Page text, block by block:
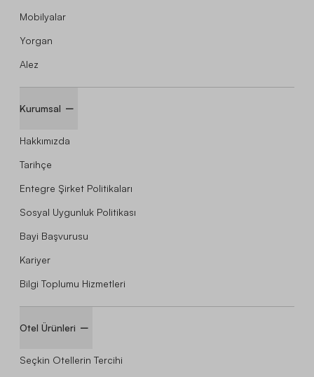
Mobilyalar
Yorgan
Alez
Kurumsal
Hakkımızda
Tarihçe
Entegre Şirket Politikaları
Sosyal Uygunluk Politikası
Bayi Başvurusu
Kariyer
Bilgi Toplumu Hizmetleri
Otel Ürünleri
Seçkin Otellerin Tercihi